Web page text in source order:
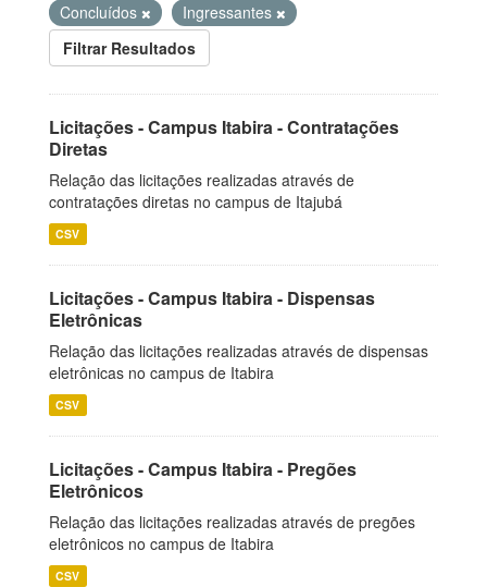
Concluídos
Ingressantes
Filtrar Resultados
Licitações - Campus Itabira - Contratações
Diretas
Relação das licitações realizadas através de
contratações diretas no campus de Itajubá
CSV
Licitações - Campus Itabira - Dispensas
Eletrônicas
Relação das licitações realizadas através de dispensas
eletrônicas no campus de Itabira
CSV
Licitações - Campus Itabira - Pregões
Eletrônicos
Relação das licitações realizadas através de pregões
eletrônicos no campus de Itabira
CSV